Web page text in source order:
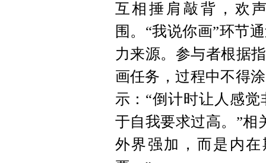
互相捶肩敲背，欢
围。“我说你画”环节
力来源。参与者根据
画任务，过程中不得
示：“倒计时让人感
于自我要求过高。”相
外界强加，而是内